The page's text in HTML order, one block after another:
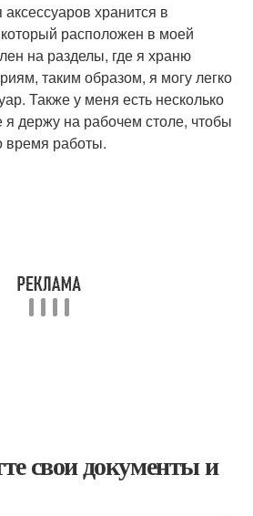
хранится в
расположен в моей
на разделы, где я храню
таким образом, я могу легко
Также у меня есть несколько
я держу на рабочем столе, чтобы
время работы.
свои документы и